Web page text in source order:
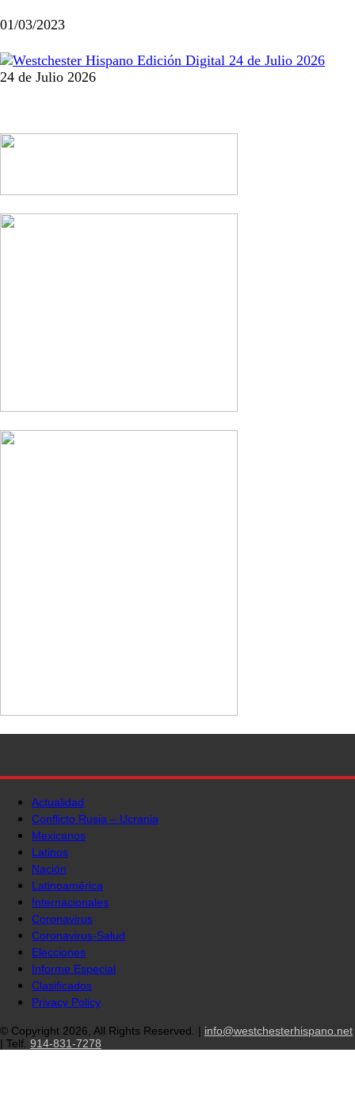
01/03/2023
24 de Julio 2026
Actualidad
Conflicto Rusia – Ucrania
Mexicanos
Latinos
Nación
Latinoamérica
Internacionales
Coronavirus
Coronavirus-Salud
Elecciones
Informe Especial
Clasificados
Privacy Policy
© Copyright 2026, All Rights Reserved. | info@westchesterhispano.net
| Telf. 914-831-7278